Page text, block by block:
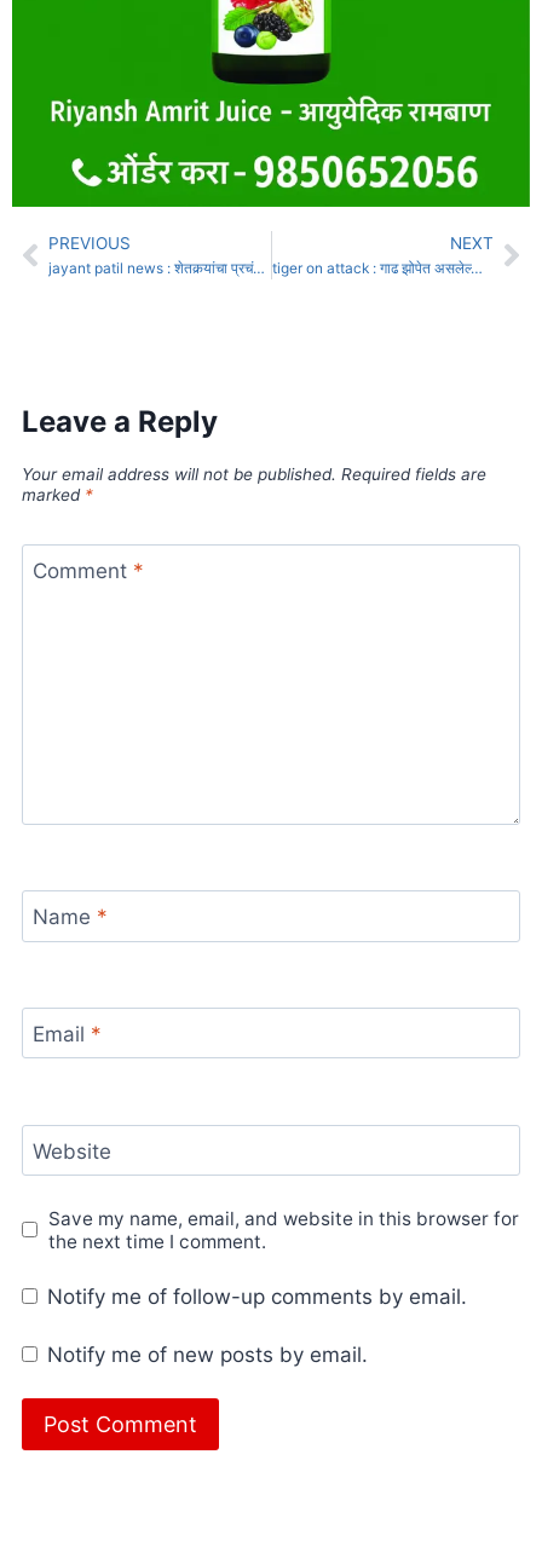
PREVIOUS
jayant patil news : शेतकर्‍यांचा प्रचंड नुकसान; मदतीसाठी तीन दिवसीय विशेष अधिवेशन घ्या
NEXT
tiger on attack : गाढ झोपेत असलेल्या महिलेवर वाघाचा हल्ला, ब्लँकेट आणि मच्छरदाणीसह फरफटत नेलं
Leave a Reply
Your email address will not be published. Required fields are
marked *
Comment *
Name *
Email *
Website
Save my name, email, and website in this browser for
the next time I comment.
Notify me of follow-up comments by email.
Notify me of new posts by email.